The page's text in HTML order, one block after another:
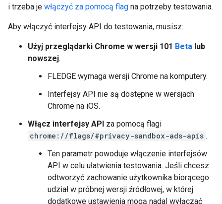
i trzeba je włączyć za pomocą flag na potrzeby testowania.
Aby włączyć interfejsy API do testowania, musisz:
Użyj przeglądarki Chrome w wersji 101 Beta lub
nowszej.
FLEDGE wymaga wersji Chrome na komputery.
Interfejsy API nie są dostępne w wersjach
Chrome na iOS.
Włącz interfejsy API za pomocą flagi
chrome://flags/#privacy-sandbox-ads-apis .
Ten parametr powoduje włączenie interfejsów
API w celu ułatwienia testowania. Jeśli chcesz
odtworzyć zachowanie użytkownika biorącego
udział w próbnej wersji źródłowej, w której
dodatkowe ustawienia mogą nadal wyłączać